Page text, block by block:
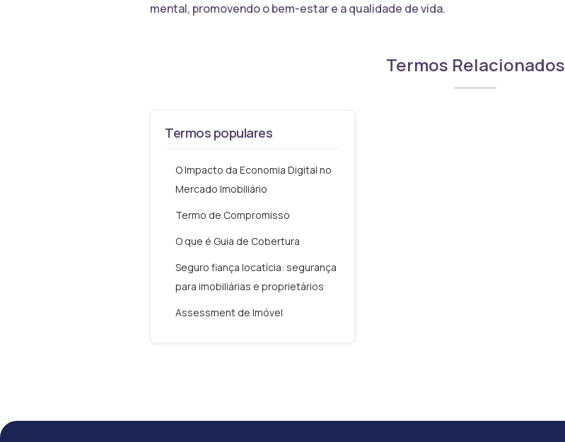
mental, promovendo o bem-estar e a qualidade de vida.
Termos Relacionados
Termos populares
O Impacto da Economia Digital no
Mercado Imobiliário
Termo de Compromisso
O que é Guia de Cobertura
Seguro fiança locatícia: segurança
para imobiliárias e proprietários
Assessment de Imóvel